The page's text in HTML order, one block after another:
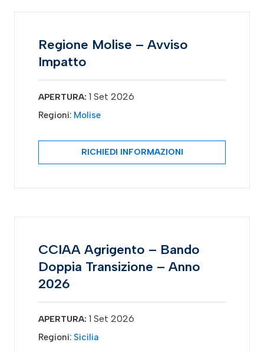
Regione Molise – Avviso
Impatto
APERTURA: 1 Set 2026
Regioni: Molise
RICHIEDI INFORMAZIONI
CCIAA Agrigento – Bando
Doppia Transizione – Anno
2026
APERTURA: 1 Set 2026
Regioni: Sicilia